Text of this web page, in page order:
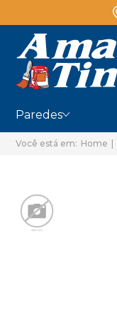
Paredes
Home